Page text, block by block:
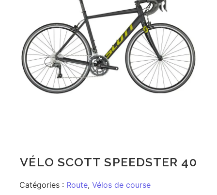
VÉLO SCOTT SPEEDSTER 40
Catégories : Route, Vélos de course